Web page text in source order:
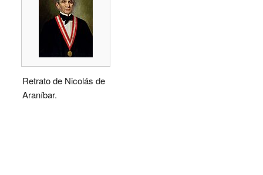
Retrato de Nicolás de
Araníbar.